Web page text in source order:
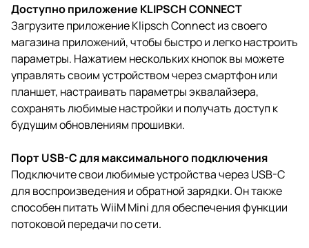
Доступно приложение KLIPSCH CONNECT
Загрузите приложение Klipsch Connect из своего
магазина приложений, чтобы быстро и легко настроить
параметры. Нажатием нескольких кнопок вы можете
управлять своим устройством через смартфон или
планшет, настраивать параметры эквалайзера,
сохранять любимые настройки и получать доступ к
будущим обновлениям прошивки.
Порт USB-C для максимального подключения
Подключите свои любимые устройства через USB-C
для воспроизведения и обратной зарядки. Он также
способен питать WiiM Mini для обеспечения функции
потоковой передачи по сети.